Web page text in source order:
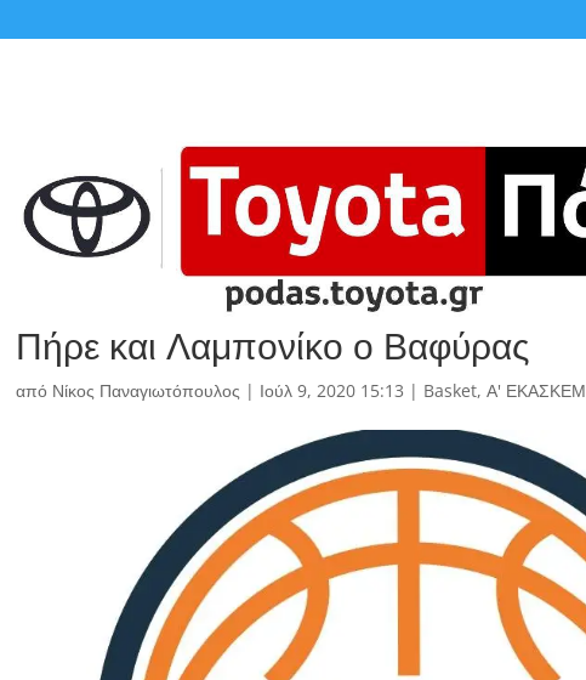
Πήρε και Λαμπονίκο ο Βαφύρας
από Νίκος Παναγιωτόπουλος | Ιούλ 9, 2020 15:13 | Basket, Α' ΕΚΑΣΚΕΜ